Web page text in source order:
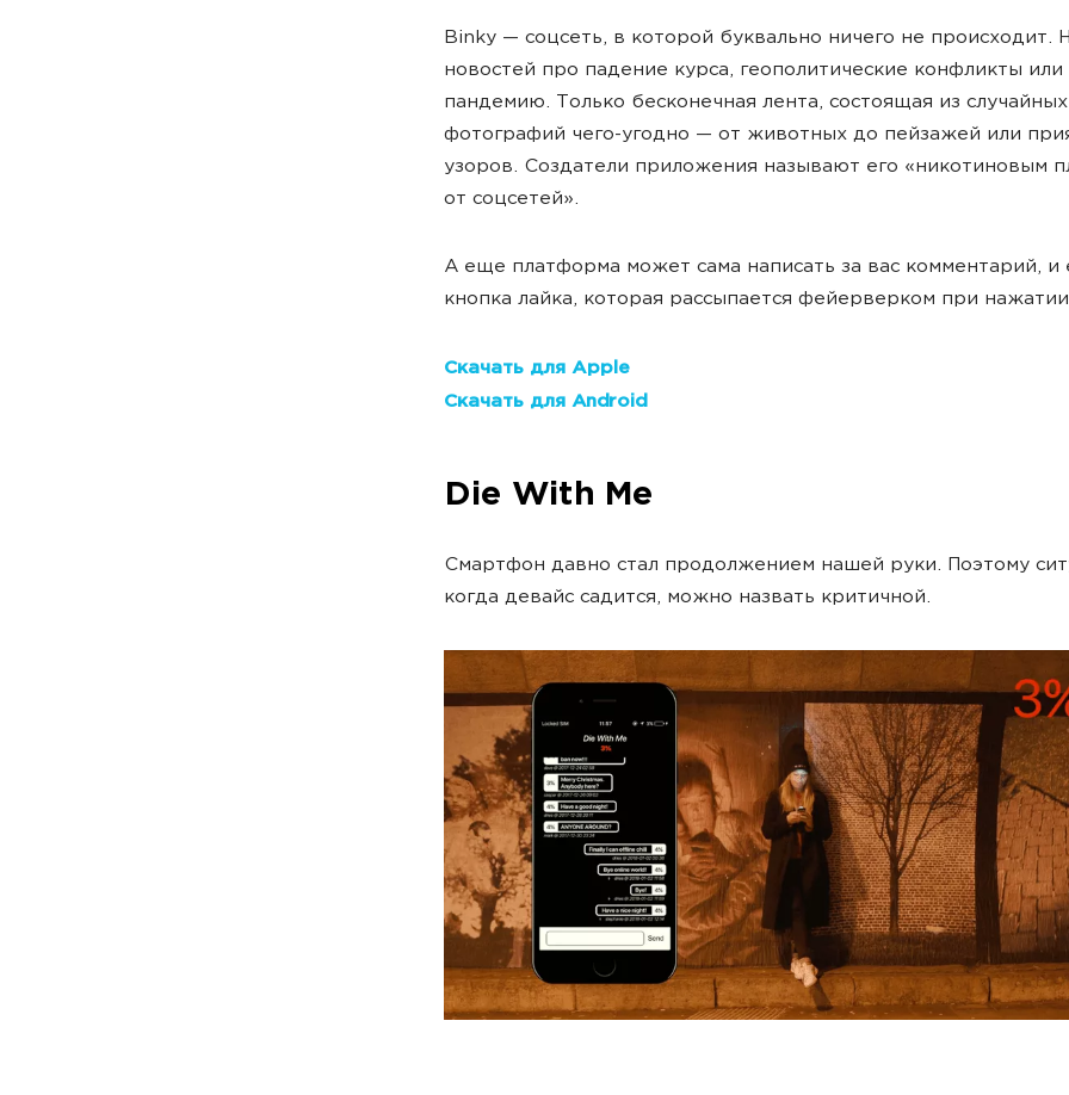
Binky — соцсеть, в которой буквально ничего не происходит.
новостей про падение курса, геополитические конфликты или
пандемию. Только бесконечная лента, состоящая из случайных
фотографий чего-угодно — от животных до пейзажей или
узоров. Создатели приложения называют его «никотиновым
от соцсетей».
А еще платформа может сама написать за вас комментарий, и
кнопка лайка, которая рассыпается фейерверком при
Скачать для Apple
Скачать для Android
Die With Me
Смартфон давно стал продолжением нашей руки. Поэтому
когда девайс садится, можно назвать критичной.